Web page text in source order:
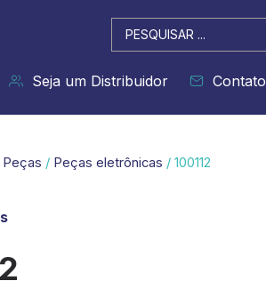
Pesquisar
...
Seja um Distribuidor Contato
Peças / Peças eletrônicas / 100112